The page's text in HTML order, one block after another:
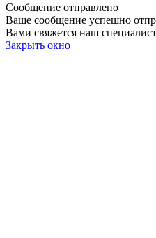
Сообщение отправлено
Ваше сообщение успешно
Вами свяжется наш специалист
Закрыть окно